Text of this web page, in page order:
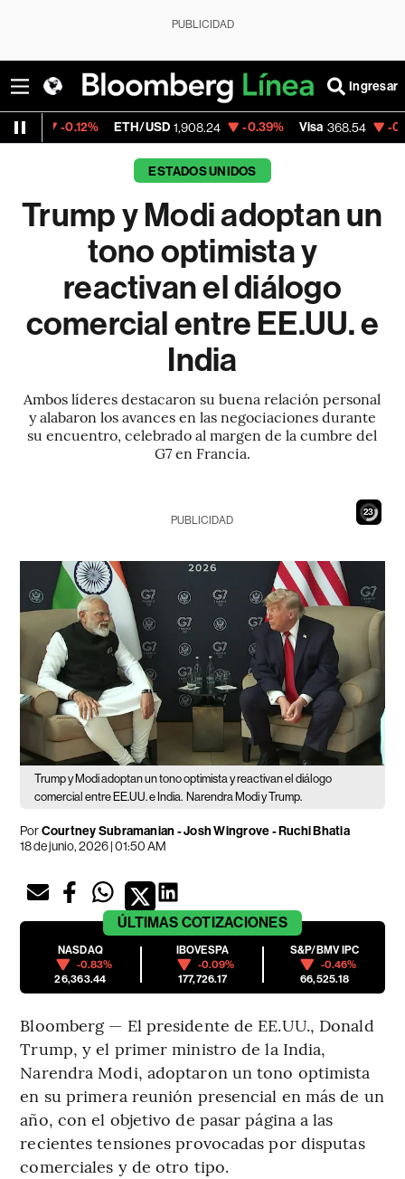
PUBLICIDAD
Ingresar
ETH/USD 1,908.24 -0.39% Visa 368.54 -0.28%
ESTADOS UNIDOS
Trump y Modi adoptan un
tono optimista y
reactivan el diálogo
comercial entre EE.UU. e
India
Ambos líderes destacaron su buena relación personal
y alabaron los avances en las negociaciones durante
su encuentro, celebrado al margen de la cumbre del
G7 en Francia.
21
PUBLICIDAD
Trump y Modi adoptan un tono optimista y reactivan el diálogo
comercial entre EE.UU. e India. Narendra Modi y Trump.
PorCourtney Subramanian - Josh Wingrove - Ruchi Bhatia
18 de junio, 2026 | 01:50 AM
ÚLTIMAS COTIZACIONES
NASDAQ
-0.83%
26,363.44
IBOVESPA
-0.09%
177,726.17
S&P/BMV IPC
-0.46%
66,525.18
Bloomberg — El presidente de EE.UU., Donald
Trump, y el primer ministro de la India,
Narendra Modi, adoptaron un tono optimista
en su primera reunión presencial en más de un
año, con el objetivo de pasar página a las
recientes tensiones provocadas por disputas
comerciales y de otro tipo.